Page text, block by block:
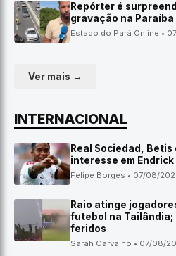
Repórter é
gravação na Paraíba
Estado do Pará Online •
Ver mais →
INTERNACIONAL
Real Sociedad,
interesse em Endrick
Felipe Borges • 07/08/
Raio atinge
futebol na Tailândia;
feridos
Sarah Carvalho • 07/08/